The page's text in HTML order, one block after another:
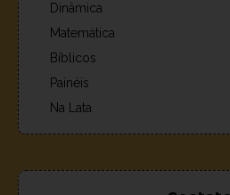
Dinâmica
Matemática
Bíblicos
Painéis
Na Lata